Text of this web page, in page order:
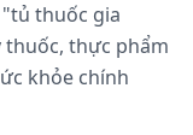
thuốc gia
thực phẩm
khỏe chính